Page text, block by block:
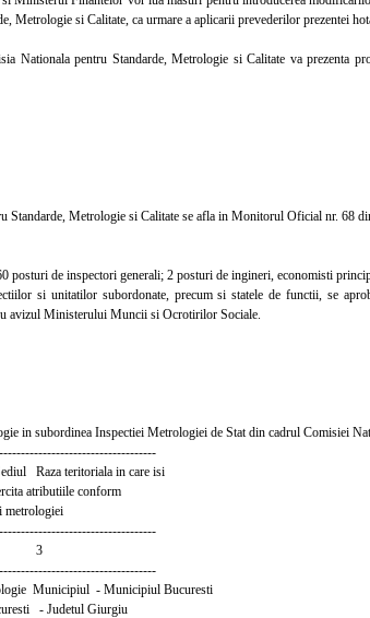
Metrologie si Calitate, ca urmare a aplicarii prevederilor prezentei
Nationala pentru Standarde, Metrologie si Calitate va prezenta
Standarde, Metrologie si Calitate se afla in Monitorul Oficial nr. 68
posturi de inspectori generali; 2 posturi de ingineri, economisti
si unitatilor subordonate, precum si statele de functii, se
avizul Ministerului Muncii si Ocrotirilor Sociale.
in subordinea Inspectiei Metrologiei de Stat din cadrul Comisiei
teritoriala in care isi
conform
Municipiul - Municipiul Bucuresti
Giurgiu